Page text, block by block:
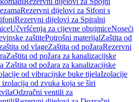
Rezervni dijelovi za Sifoni s
Rezervni dijelovi za Spiralni
Učvršćenja za cijevne obujmiceNoseći
zaštitePotrošni materijalZaštita od
od vlageZaštita od požaraRezervni
Zaštita od požara za kanalizacijske
Zaštita od požara za kanalizacijske
od vibracijske buke tijelaIzolacije
od zvuka koja se širi
Odzračni ventili za